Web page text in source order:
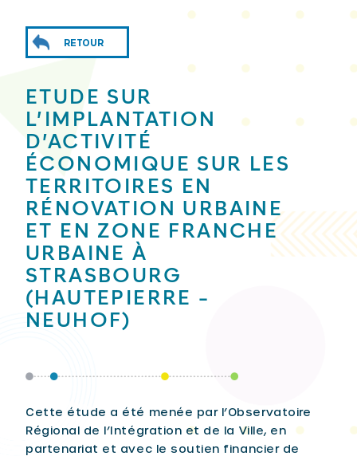
RETOUR
ETUDE SUR
L’IMPLANTATION
D’ACTIVITÉ
ÉCONOMIQUE SUR LES
TERRITOIRES EN
RÉNOVATION URBAINE
ET EN ZONE FRANCHE
URBAINE À
STRASBOURG
(HAUTEPIERRE -
NEUHOF)
Cette étude a été menée par l’Observatoire
Régional de l’Intégration et de la Ville, en
partenariat et avec le soutien financier de